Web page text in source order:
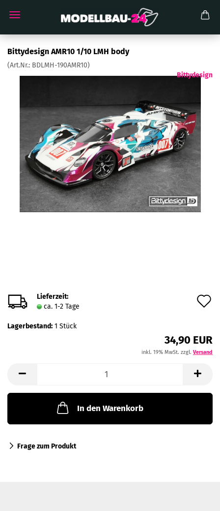
Bittydesign AMR10 1/10 LMH body
(Art.Nr.: BDLMH-190AMR10)
Bittydesign
Lieferzeit:
ca. 1-2 Tage
Lagerbestand: 1 Stück
34,90 EUR
inkl. 19% MwSt. zzgl. Versand
In den Warenkorb
Frage zum Produkt